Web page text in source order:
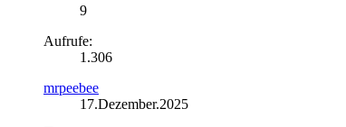
9
Aufrufe:
1.306
mrpeebee
17.Dezember.2025